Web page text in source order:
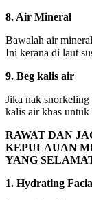
8. Air Mineral
Bawalah air
Ini kerana di laut
9. Beg kalis air
Jika nak snorkeling
kalis air khas untuk
RAWAT DAN
KEPULAUAN
YANG
1. Hydrating